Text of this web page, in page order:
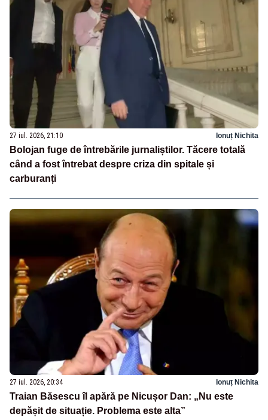
27 iul. 2026, 21:10 Ionuț Nichita
Bolojan fuge de întrebările jurnaliștilor. Tăcere totală
când a fost întrebat despre criza din spitale și
carburanți
27 iul. 2026, 20:34 Ionuț Nichita
Traian Băsescu îl apără pe Nicușor Dan: „Nu este
depășit de situație. Problema este alta”